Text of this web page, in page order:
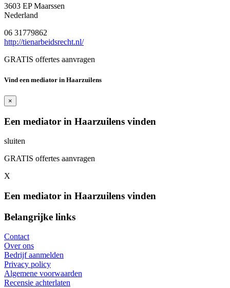
3603 EP Maarssen
Nederland
06 31779862
http://tienarbeidsrecht.nl/
GRATIS offertes aanvragen
Vind een mediator in Haarzuilens
×
Een mediator in Haarzuilens vinden
sluiten
GRATIS offertes aanvragen
X
Een mediator in Haarzuilens vinden
Belangrijke links
Contact
Over ons
Bedrijf aanmelden
Privacy policy
Algemene voorwaarden
Recensie achterlaten